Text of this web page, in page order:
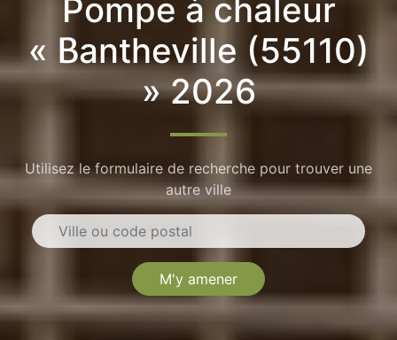
Pompe à chaleur
« Bantheville (55110)
» 2026
Utilisez le formulaire de recherche pour trouver une
autre ville
M'y amener